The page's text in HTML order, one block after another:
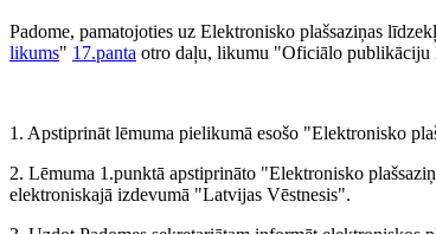
Padome, pamatojoties uz Elektronisko plašsaziņas
likums" 17.panta otro daļu, likumu "Oficiālo publikāciju
1. Apstiprināt lēmuma pielikumā esošo "Elektronisko
2. Lēmuma 1.punktā apstiprināto "Elektronisko
elektroniskajā izdevumā "Latvijas Vēstnesis".